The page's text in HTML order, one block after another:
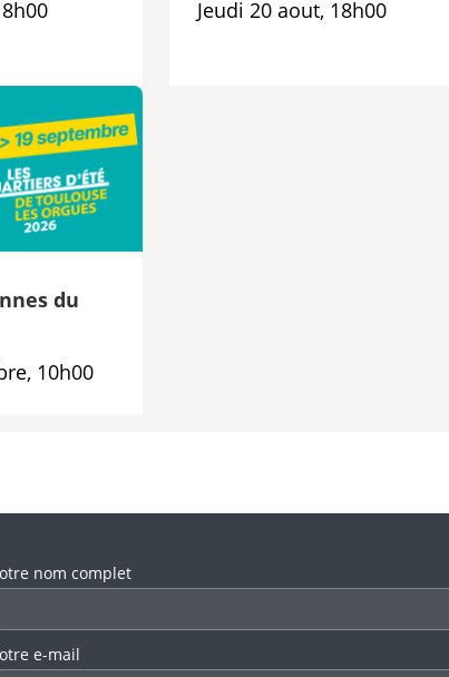
Jeudi 20 aout, 18h00
du
10h00
Veuillez laisser ce champ vide.
nom complet
e-mail